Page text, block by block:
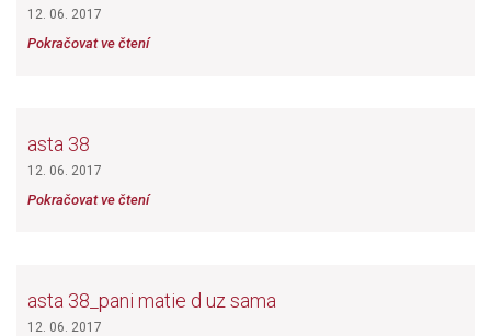
12. 06. 2017
Pokračovat ve čtení
asta 38
12. 06. 2017
Pokračovat ve čtení
asta 38_pani matie d uz sama
12. 06. 2017